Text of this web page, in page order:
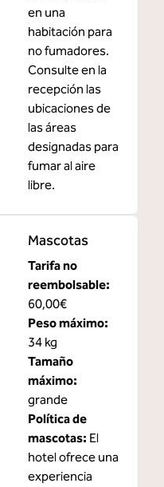
en una
habitación para
no fumadores.
Consulte en la
recepción las
ubicaciones de
las áreas
designadas para
fumar al aire
libre.
Mascotas
Tarifa no
reembolsable:
60,00€
Peso máximo:
34 kg
Tamaño
máximo:
grande
Política de
mascotas: El
hotel ofrece una
experiencia